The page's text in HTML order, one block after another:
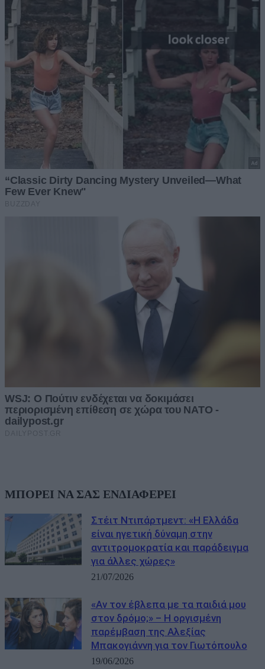
ΜΠΟΡΕΙ ΝΑ ΣΑΣ ΕΝΔΙΑΦΕΡΕΙ
Στέιτ Ντιπάρτμεντ: «Η Ελλάδα
είναι ηγετική δύναμη στην
αντιτρομοκρατία και παράδειγμα
για άλλες χώρες»
21/07/2026
«Αν τον έβλεπα με τα παιδιά μου
στον δρόμο;» – Η οργισμένη
παρέμβαση της Αλεξίας
Μπακογιάννη για τον Γιωτόπουλο
19/06/2026